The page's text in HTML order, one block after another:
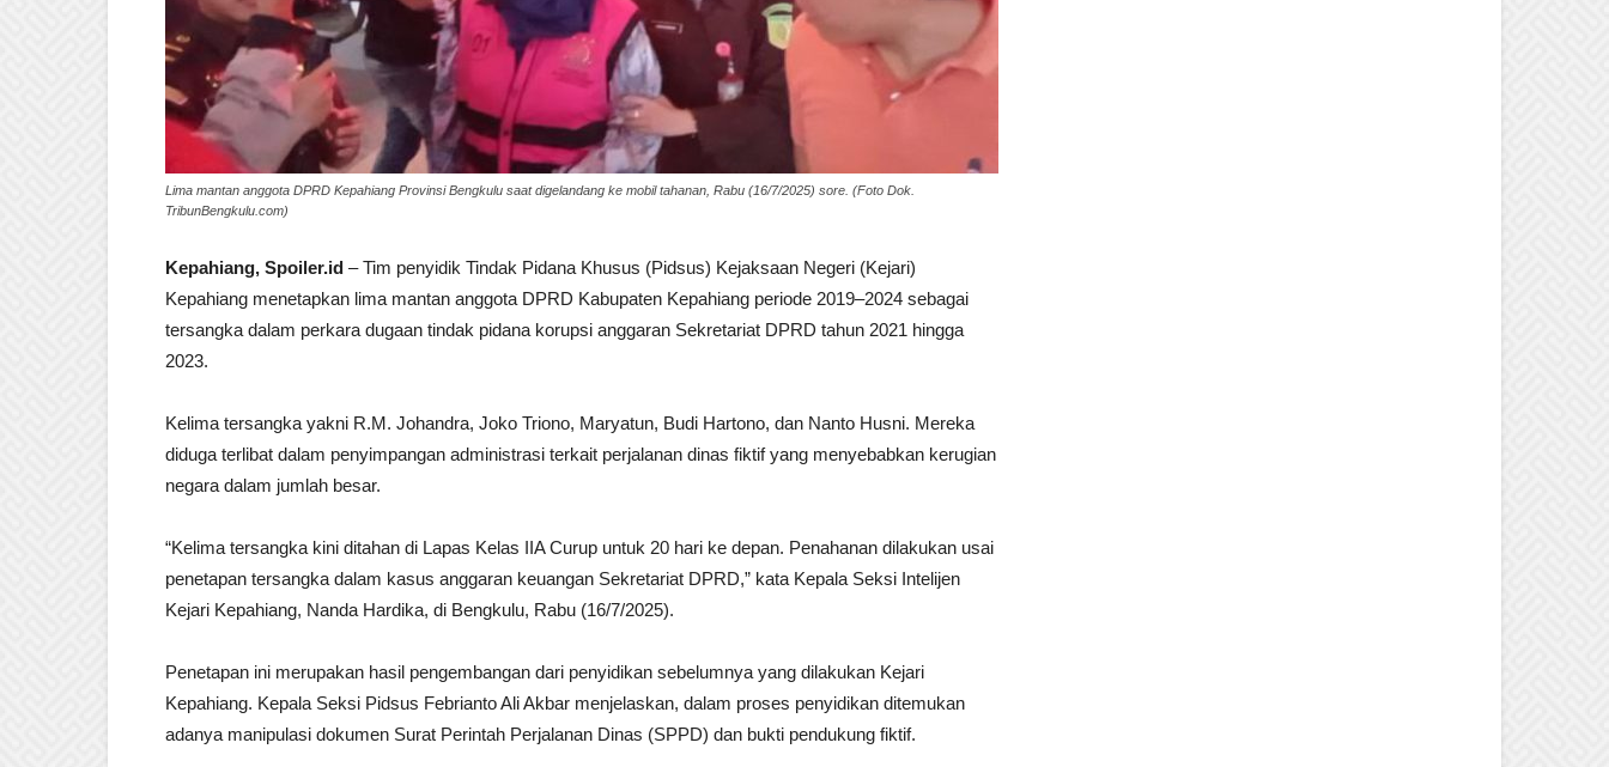
Lima mantan anggota DPRD Kepahiang Provinsi Bengkulu saat digelandang ke mobil tahanan, Rabu (16/7/2025) sore. (Foto Dok.
TribunBengkulu.com)
Kepahiang, Spoiler.id – Tim penyidik Tindak Pidana Khusus (Pidsus) Kejaksaan Negeri (Kejari)
Kepahiang menetapkan lima mantan anggota DPRD Kabupaten Kepahiang periode 2019–2024 sebagai
tersangka dalam perkara dugaan tindak pidana korupsi anggaran Sekretariat DPRD tahun 2021 hingga
2023.
Kelima tersangka yakni R.M. Johandra, Joko Triono, Maryatun, Budi Hartono, dan Nanto Husni. Mereka
diduga terlibat dalam penyimpangan administrasi terkait perjalanan dinas fiktif yang menyebabkan kerugian
negara dalam jumlah besar.
“Kelima tersangka kini ditahan di Lapas Kelas IIA Curup untuk 20 hari ke depan. Penahanan dilakukan usai
penetapan tersangka dalam kasus anggaran keuangan Sekretariat DPRD,” kata Kepala Seksi Intelijen
Kejari Kepahiang, Nanda Hardika, di Bengkulu, Rabu (16/7/2025).
Penetapan ini merupakan hasil pengembangan dari penyidikan sebelumnya yang dilakukan Kejari
Kepahiang. Kepala Seksi Pidsus Febrianto Ali Akbar menjelaskan, dalam proses penyidikan ditemukan
adanya manipulasi dokumen Surat Perintah Perjalanan Dinas (SPPD) dan bukti pendukung fiktif.